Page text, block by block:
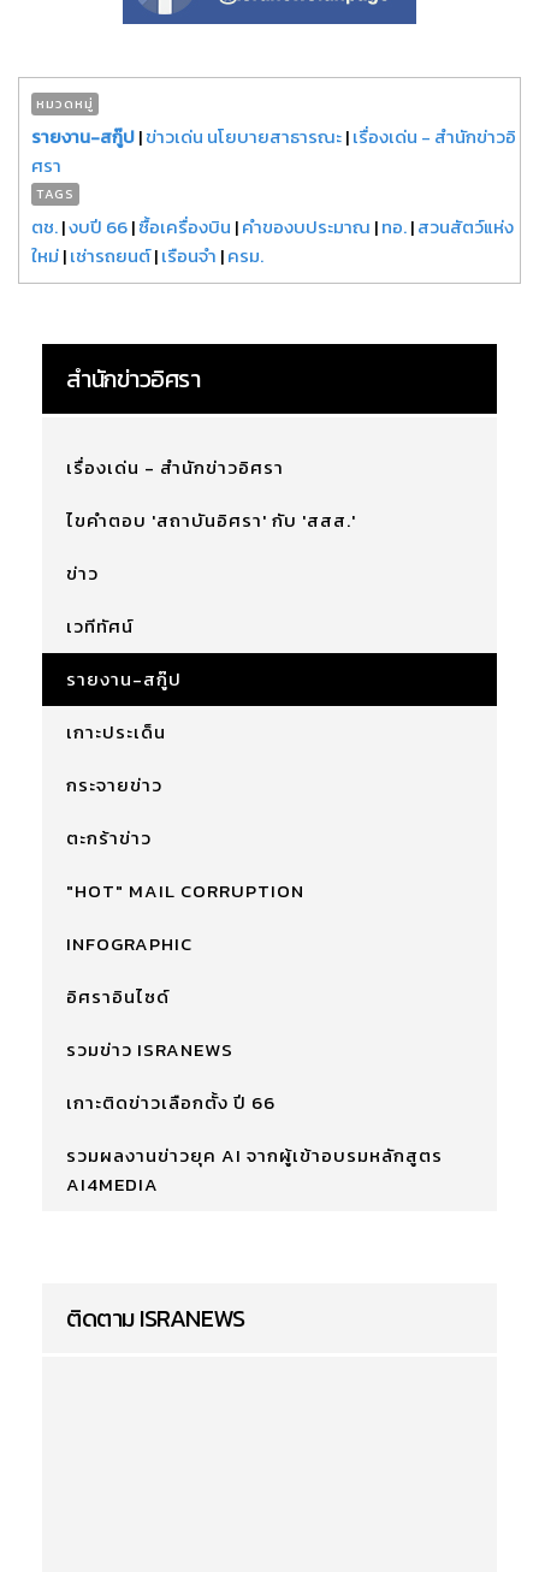
หมวดหมู่
รายงาน-สกู๊ป|ข่าวเด่น นโยบายสาธารณะ|เรื่องเด่น - สำนักข่าวอิ
ศรา
TAGS
ตช.|งบปี 66|ซื้อเครื่องบิน |คำของบประมาณ |ทอ.|สวนสัตว์แห่ง
ใหม่|เช่ารถยนต์|เรือนจำ |ครม.
สำนักข่าวอิศรา
เรื่องเด่น - สำนักข่าวอิศรา
ไขคำตอบ 'สถาบันอิศรา' กับ 'สสส.'
ข่าว
เวทีทัศน์
รายงาน-สกู๊ป
เกาะประเด็น
กระจายข่าว
ตะกร้าข่าว
"HOT" MAIL CORRUPTION
INFOGRAPHIC
อิศราอินไซด์
รวมข่าว ISRANEWS
เกาะติดข่าวเลือกตั้ง ปี 66
รวมผลงานข่าวยุค AI จากผู้เข้าอบรมหลักสูตร
AI4MEDIA
ติดตาม ISRANEWS